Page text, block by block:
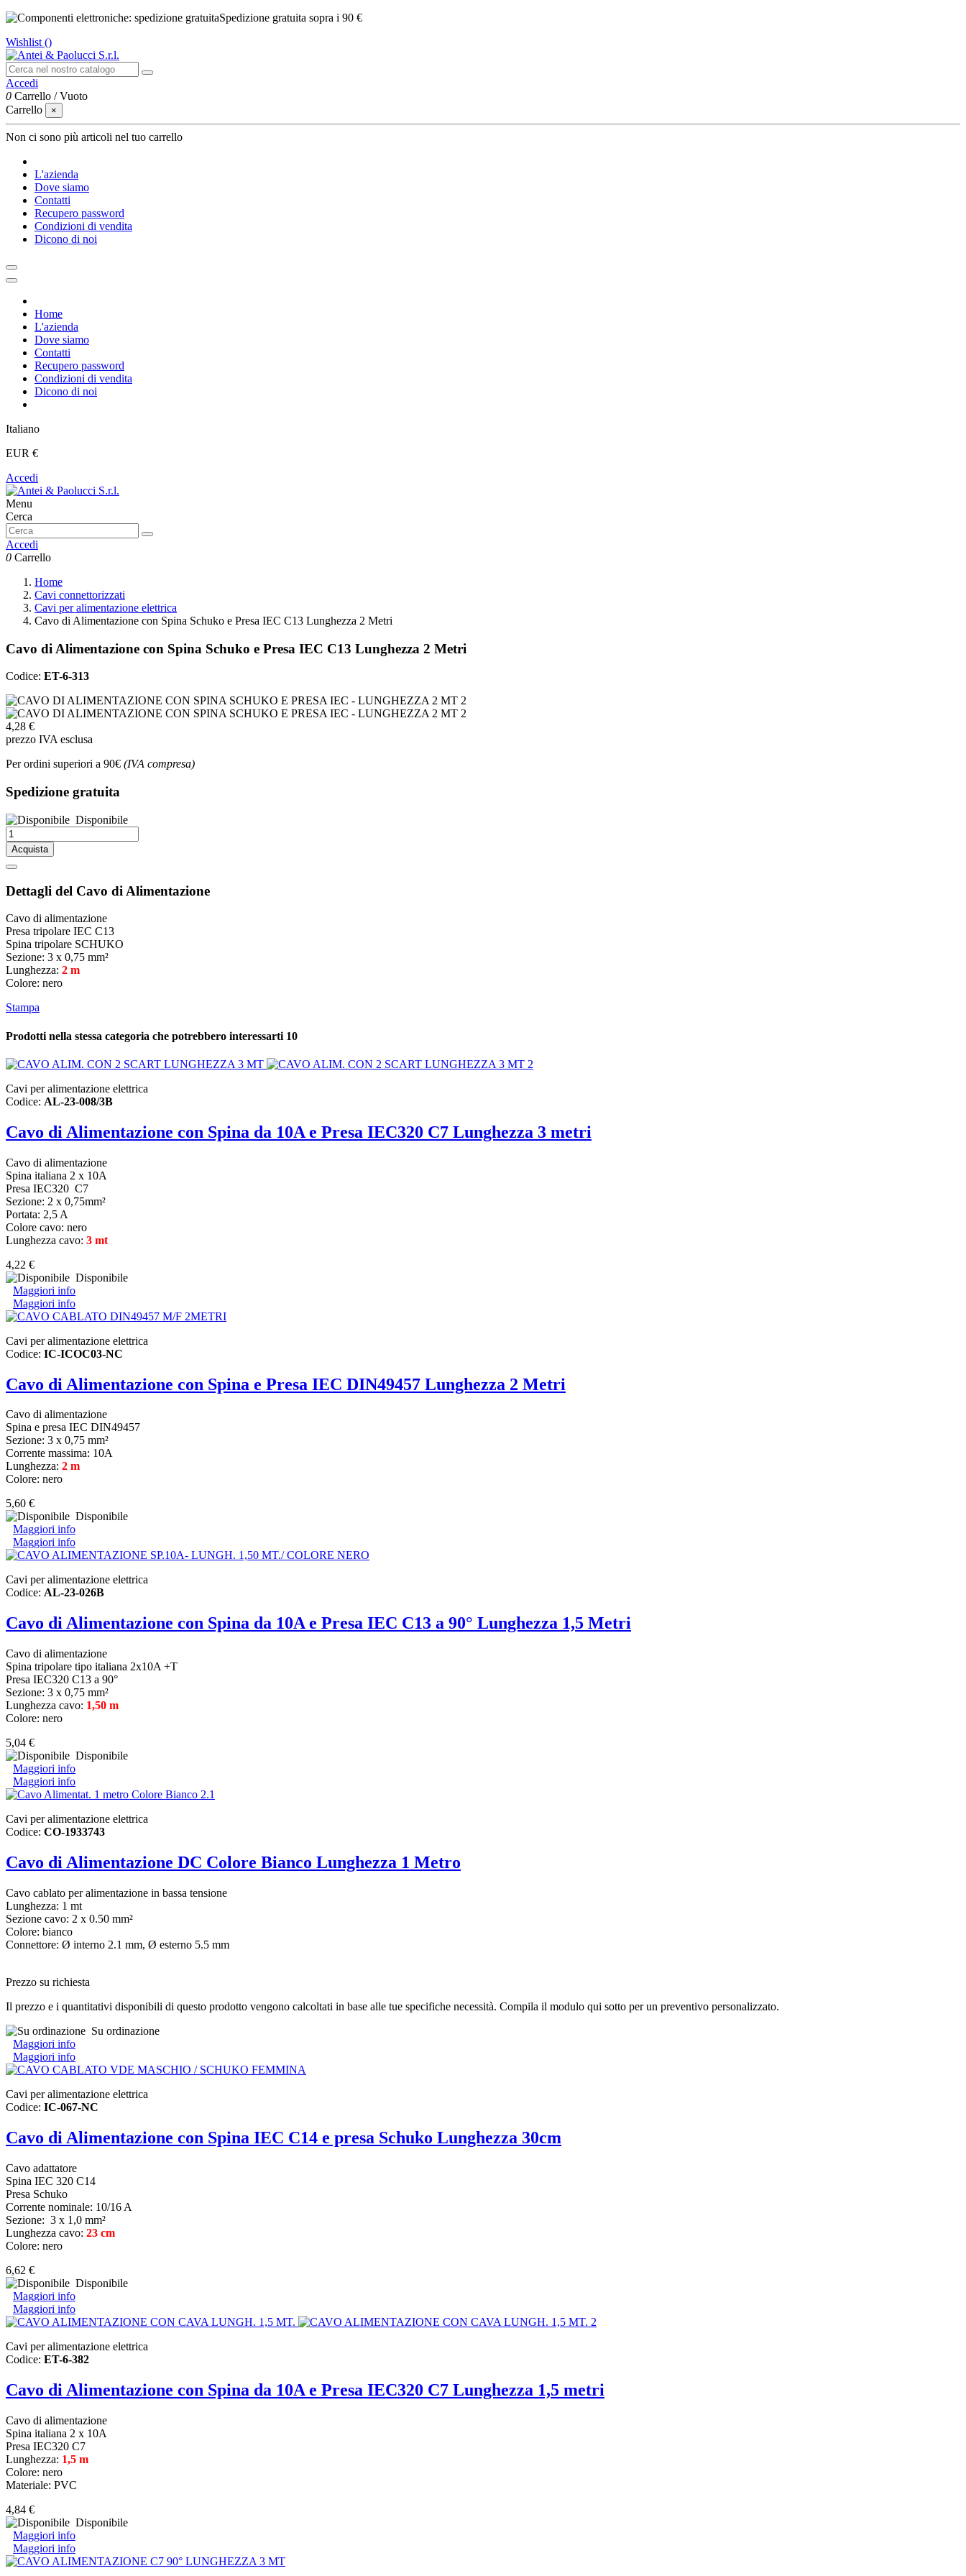
Spedizione gratuita sopra i 90 €
Wishlist ()
Accedi
0 Carrello /Vuoto
Carrello
×
Non ci sono più articoli nel tuo carrello
L'azienda
Dove siamo
Contatti
Recupero password
Condizioni di vendita
Dicono di noi
Home
L'azienda
Dove siamo
Contatti
Recupero password
Condizioni di vendita
Dicono di noi
Italiano
EUR €
Accedi
Menu
Cerca
Accedi
0 Carrello
Home
Cavi connettorizzati
Cavi per alimentazione elettrica
Cavo di Alimentazione con Spina Schuko e Presa IEC C13 Lunghezza 2 Metri
Cavo di Alimentazione con Spina Schuko e Presa IEC C13 Lunghezza 2 Metri
Codice: ET-6-313
4,28 €
prezzo IVA esclusa
Per ordini superiori a 90€ (IVA compresa)
Spedizione gratuita
Disponibile
Acquista
Dettagli del Cavo di Alimentazione
Cavo di alimentazione
Presa tripolare IEC C13
Spina tripolare SCHUKO
Sezione: 3 x 0,75 mm²
Lunghezza: 2 m
Colore: nero
Stampa
Prodotti nella stessa categoria che potrebbero interessarti 10
Cavi per alimentazione elettrica
Codice: AL-23-008/3B
Cavo di Alimentazione con Spina da 10A e Presa IEC320 C7 Lunghezza 3 metri
Cavo di alimentazione
Spina italiana 2 x 10A
Presa IEC320 C7
Sezione: 2 x 0,75mm²
Portata: 2,5 A
Colore cavo: nero
Lunghezza cavo: 3 mt
4,22 €
Disponibile
Maggiori info
Maggiori info
Cavi per alimentazione elettrica
Codice: IC-ICOC03-NC
Cavo di Alimentazione con Spina e Presa IEC DIN49457 Lunghezza 2 Metri
Cavo di alimentazione
Spina e presa IEC DIN49457
Sezione: 3 x 0,75 mm²
Corrente massima: 10A
Lunghezza: 2 m
Colore: nero
5,60 €
Disponibile
Maggiori info
Maggiori info
Cavi per alimentazione elettrica
Codice: AL-23-026B
Cavo di Alimentazione con Spina da 10A e Presa IEC C13 a 90° Lunghezza 1,5 Metri
Cavo di alimentazione
Spina tripolare tipo italiana 2x10A +T
Presa IEC320 C13 a 90°
Sezione: 3 x 0,75 mm²
Lunghezza cavo: 1,50 m
Colore: nero
5,04 €
Disponibile
Maggiori info
Maggiori info
Cavi per alimentazione elettrica
Codice: CO-1933743
Cavo di Alimentazione DC Colore Bianco Lunghezza 1 Metro
Cavo cablato per alimentazione in bassa tensione
Lunghezza: 1 mt
Sezione cavo: 2 x 0.50 mm²
Colore: bianco
Connettore: Ø interno 2.1 mm, Ø esterno 5.5 mm
Prezzo su richiesta
Il prezzo e i quantitativi disponibili di questo prodotto vengono calcoltati in base alle tue specifiche necessità. Compila il modulo qui sotto per un preventivo personalizzato.
Su ordinazione
Maggiori info
Maggiori info
Cavi per alimentazione elettrica
Codice: IC-067-NC
Cavo di Alimentazione con Spina IEC C14 e presa Schuko Lunghezza 30cm
Cavo adattatore
Spina IEC 320 C14
Presa Schuko
Corrente nominale: 10/16 A
Sezione: 3 x 1,0 mm²
Lunghezza cavo: 23 cm
Colore: nero
6,62 €
Disponibile
Maggiori info
Maggiori info
Cavi per alimentazione elettrica
Codice: ET-6-382
Cavo di Alimentazione con Spina da 10A e Presa IEC320 C7 Lunghezza 1,5 metri
Cavo di alimentazione
Spina italiana 2 x 10A
Presa IEC320 C7
Lunghezza: 1,5 m
Colore: nero
Materiale: PVC
4,84 €
Disponibile
Maggiori info
Maggiori info